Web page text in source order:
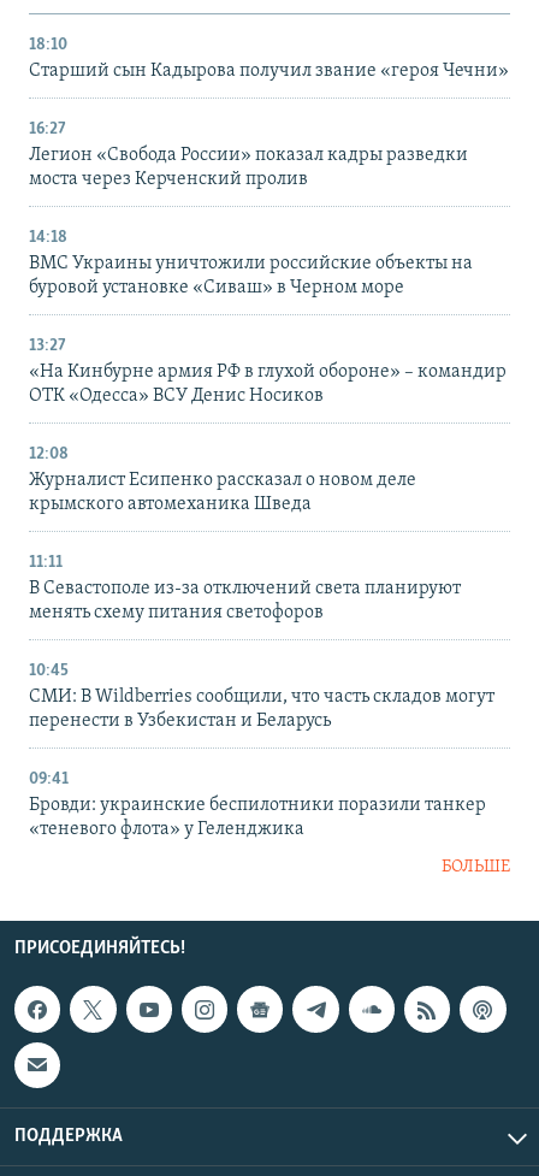
18:10
Старший сын Кадырова получил звание «героя Чечни»
16:27
Легион «Свобода России» показал кадры разведки
моста через Керченский пролив
14:18
ВМС Украины уничтожили российские объекты на
буровой установке «Сиваш» в Черном море
13:27
«На Кинбурне армия РФ в глухой обороне» – командир
ОТК «Одесса» ВСУ Денис Носиков
12:08
Журналист Есипенко рассказал о новом деле
крымского автомеханика Шведа
11:11
В Севастополе из-за отключений света планируют
менять схему питания светофоров
10:45
СМИ: В Wildberries сообщили, что часть складов могут
перенести в Узбекистан и Беларусь
09:41
Бровди: украинские беспилотники поразили танкер
«теневого флота» у Геленджика
БОЛЬШЕ
ПРИСОЕДИНЯЙТЕСЬ!
ПОДДЕРЖКА